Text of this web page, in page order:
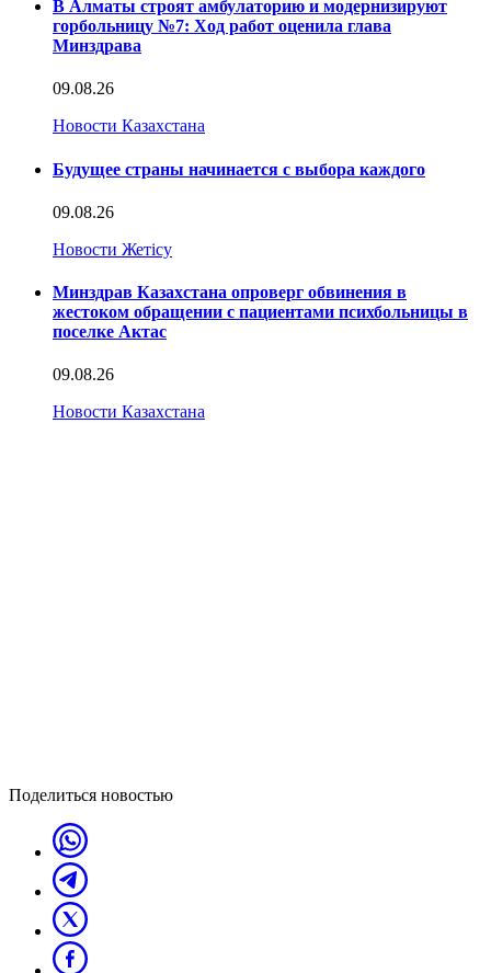
В Алматы строят амбулаторию и модернизируют
горбольницу №7: Ход работ оценила глава
Минздрава
09.08.26
Новости Казахстана
Будущее страны начинается с выбора каждого
09.08.26
Новости Жетісу
Минздрав Казахстана опроверг обвинения в
жестоком обращении с пациентами психбольницы в
поселке Актас
09.08.26
Новости Казахстана
Поделиться новостью